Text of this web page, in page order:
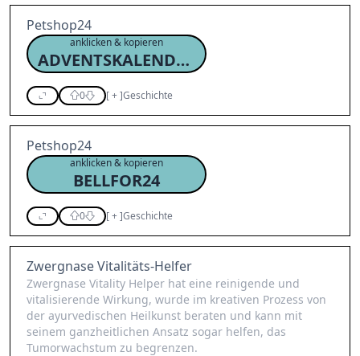
Petshop24
anklicken & kopieren
ADVENTSKALENDER24
0 [+]Geschichte
Petshop24
anklicken & kopieren
BELLFOR24
0 [+]Geschichte
Zwergnase Vitalitäts-Helfer
Zwergnase Vitality Helper hat eine reinigende und
vitalisierende Wirkung, wurde im kreativen Prozess von
der ayurvedischen Heilkunst beraten und kann mit
seinem ganzheitlichen Ansatz sogar helfen, das
Tumorwachstum zu begrenzen.